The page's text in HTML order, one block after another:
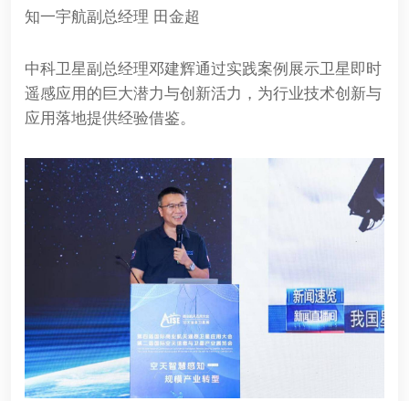
知一宇航副总经理 田金超
中科卫星副总经理邓建辉通过实践案例展示卫星即时
遥感应用的巨大潜力与创新活力，为行业技术创新与
应用落地提供经验借鉴。